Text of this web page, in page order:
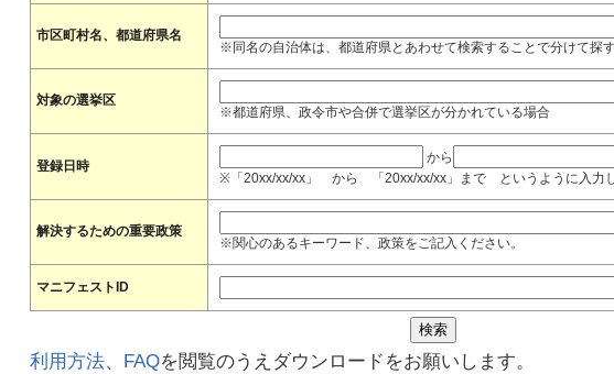
市区町村名、都道府県名
※同名の自治体は、都道府県とあわせて検索することで分けて探す
対象の選挙区
※都道府県、政令市や合併で選挙区が分かれている場合
登録日時
から
※「20xx/xx/xx」 から 「20xx/xx/xx」まで というように入力し
解決するための重要政策
※関心のあるキーワード、政策をご記入ください。
マニフェストID
利用方法、 FAQを閲覧のうえダウンロードをお願いします。